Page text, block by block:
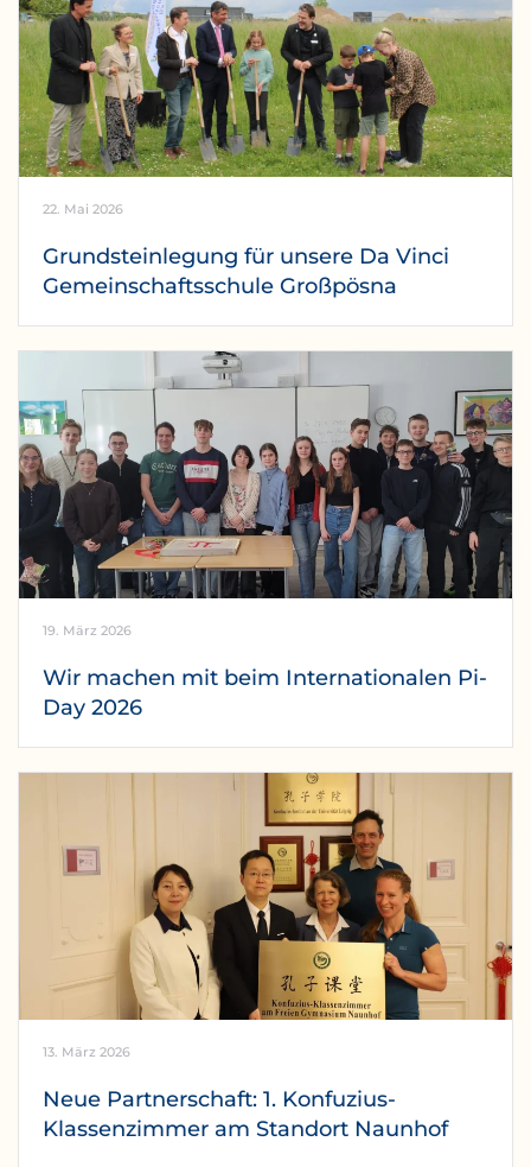
22. Mai 2026
Grundsteinlegung für unsere Da Vinci
Gemeinschaftsschule Großpösna
19. März 2026
Wir machen mit beim Internationalen Pi-
Day 2026
13. März 2026
Neue Partnerschaft: 1. Konfuzius-
Klassenzimmer am Standort Naunhof